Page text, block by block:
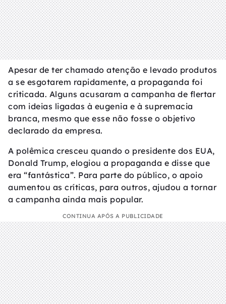
Apesar de ter chamado atenção e levado produtos
a se esgotarem rapidamente, a propaganda foi
criticada. Alguns acusaram a campanha de flertar
com ideias ligadas à eugenia e à supremacia
branca, mesmo que esse não fosse o objetivo
declarado da empresa.
A polêmica cresceu quando o presidente dos EUA,
Donald Trump, elogiou a propaganda e disse que
era “fantástica”. Para parte do público, o apoio
aumentou as críticas, para outros, ajudou a tornar
a campanha ainda mais popular.
CONTINUA APÓS A PUBLICIDADE